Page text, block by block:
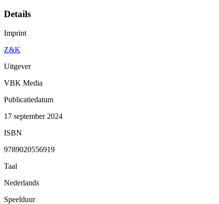
Details
Imprint
Z&K
Uitgever
VBK Media
Publicatiedatum
17 september 2024
ISBN
9789020556919
Taal
Nederlands
Speelduur